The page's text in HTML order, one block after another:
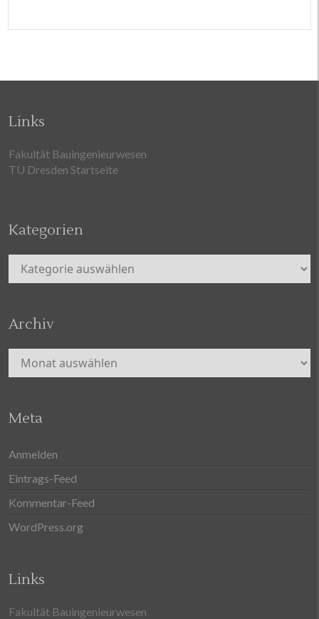
Links
Fakultät Bauingenieurwesen
TU Dresden Startseite
Kategorien
Kategorien
Archiv
Archiv
Meta
Anmelden
Eintrags-Feed
Kommentar-Feed
WordPress.org
Links
Fakultät Bauingenieurwesen